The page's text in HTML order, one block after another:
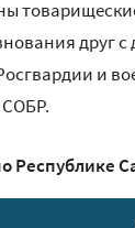
и
Республике